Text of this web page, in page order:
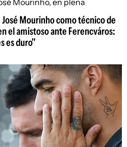
Mourinho como técnico de
el amistoso ante Ferencváros:
es duro"